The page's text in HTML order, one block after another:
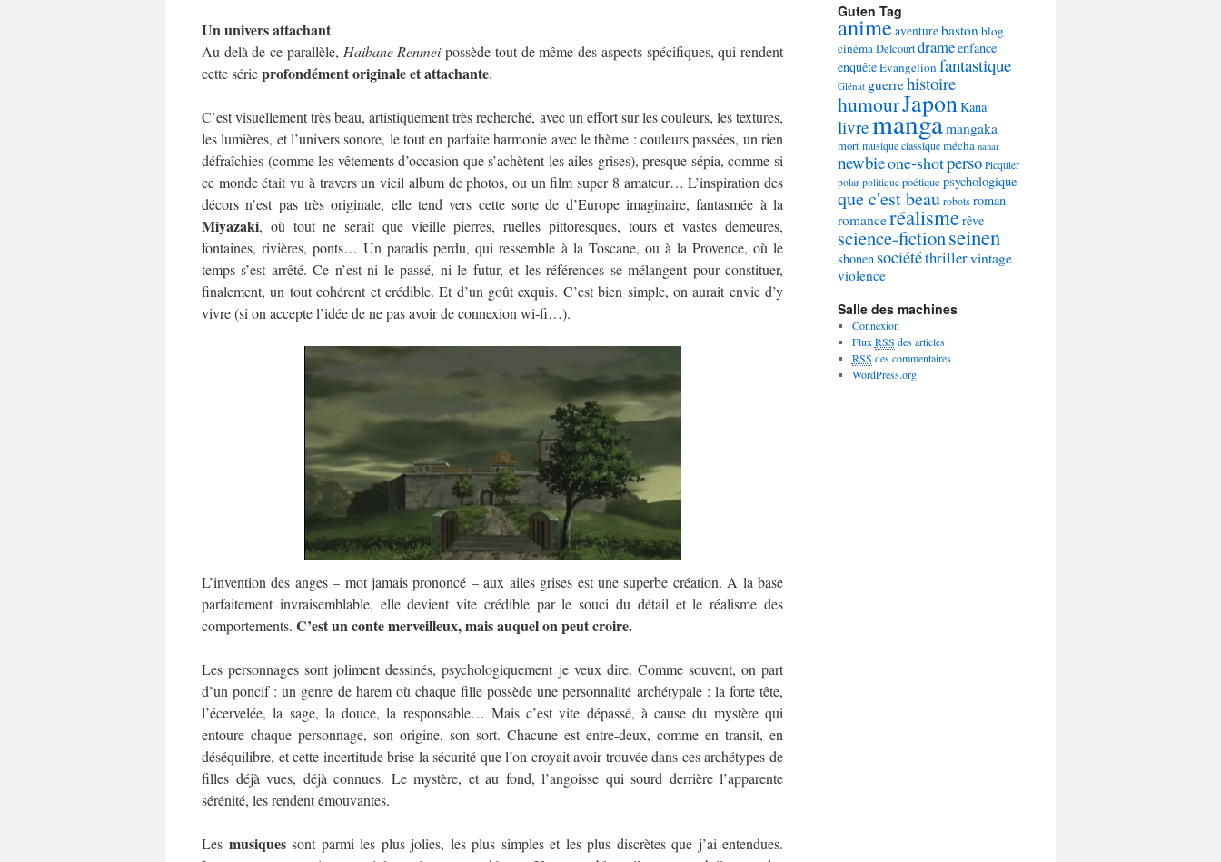
Un univers attachant
Au delà de ce parallèle, Haibane Renmeipossède tout de même des aspects spécifiques, qui rendent
cette sérieprofondément originale et attachante.
C’est visuellement très beau, artistiquement très recherché, avec un effort sur les couleurs, les textures,
les lumières, et l’univers sonore, le tout en parfaite harmonie avec le thème : couleurs passées, un rien
défraîchies (comme les vêtements d’occasion que s’achètent les ailes grises), presque sépia, comme si
ce monde était vu à travers un vieil album de photos, ou un film super 8 amateur… L’inspiration des
décors n’est pas très originale, elle tend vers cette sorte de d’Europe imaginaire, fantasmée à la
Miyazaki, où tout ne serait que vieille pierres, ruelles pittoresques, tours et vastes demeures,
fontaines, rivières, ponts… Un paradis perdu, qui ressemble à la Toscane, ou à la Provence, où le
temps s’est arrêté. Ce n’est ni le passé, ni le futur, et les références se mélangent pour constituer,
finalement, un tout cohérent et crédible. Et d’un goût exquis. C’est bien simple, on aurait envie d’y
vivre (si on accepte l’idée de ne pas avoir de connexion wi-fi…).
L’invention des anges – mot jamais prononcé – aux ailes grises est une superbe création. A la base
parfaitement invraisemblable, elle devient vite crédible par le souci du détail et le réalisme des
comportements. C’est un conte merveilleux, mais auquel on peut croire.
Les personnages sont joliment dessinés, psychologiquement je veux dire. Comme souvent, on part
d’un poncif : un genre de harem où chaque fille possède une personnalité archétypale : la forte tête,
l’écervelée, la sage, la douce, la responsable… Mais c’est vite dépassé, à cause du mystère qui
entoure chaque personnage, son origine, son sort. Chacune est entre-deux, comme en transit, en
déséquilibre, et cette incertitude brise la sécurité que l’on croyait avoir trouvée dans ces archétypes de
filles déjà vues, déjà connues. Le mystère, et au fond, l’angoisse qui sourd derrière l’apparente
sérénité, les rendent émouvantes.
Les musiquessont parmi les plus jolies, les plus simples et les plus discrètes que j’ai entendues.
Guten Tag
animeaventurebaston blog
cinémaDelcourtdrameenfance
enquêteEvangelion fantastique
Glénat guerrehistoire
humourJapon Kana
livremangamangaka
mortmusique classiquemécha nanar
newbieone-shotperso Picquier
polar politique poétique psychologique
que c'est beaurobotsroman
romanceréalismerêve
science-fictionseinen
shonen sociététhrillervintage
violence
Salle des machines
Connexion
Flux RSS des articles
RSS des commentaires
WordPress.org